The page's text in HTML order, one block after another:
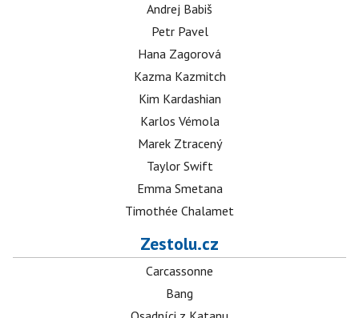
Andrej Babiš
Petr Pavel
Hana Zagorová
Kazma Kazmitch
Kim Kardashian
Karlos Vémola
Marek Ztracený
Taylor Swift
Emma Smetana
Timothée Chalamet
Zestolu.cz
Carcassonne
Bang